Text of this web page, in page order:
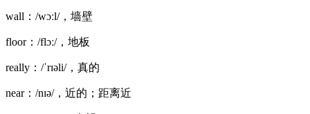
wall：/wɔːl/，墙壁
floor：/flɔː/，地板
really：/ˈrɪəli/，真的
near：/nɪə/，近的；距离近